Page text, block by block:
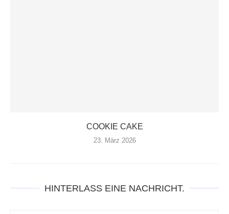
COOKIE CAKE
23. März 2026
HINTERLASS EINE NACHRICHT.